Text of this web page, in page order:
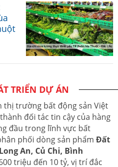
TRIỂN DỰ ÁN
thị trường bất động sản Việt
đối tác tin cậy của hàng
đầu trong lĩnh vực bất
phối dòng sản phẩm Đất
An, Củ Chi, Bình
triệu đến 10 tỷ, vị trí đắc